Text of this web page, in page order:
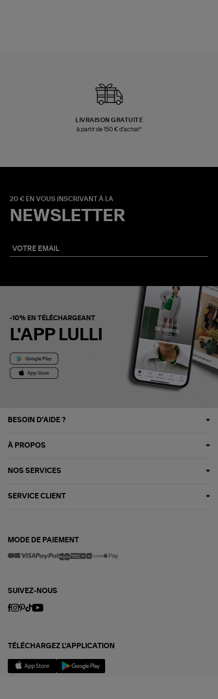
LIVRAISON GRATUITE
à partir de 150 € d'achat*
20 € EN VOUS INSCRIVANT À LA
NEWSLETTER
-10% EN TÉLÉCHARGEANT
L'APP LULLI
BESOIN D'AIDE ?
À PROPOS
NOS SERVICES
SERVICE CLIENT
MODE DE PAIEMENT
SUIVEZ-NOUS
TÉLÉCHARGEZ L'APPLICATION